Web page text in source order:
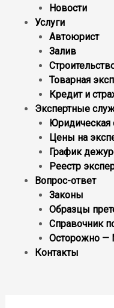
Новости
Услуги
Автоюрист
Залив
Товарная
Кредит и
Экспертные
Юридическая
Цены на
График
Реестр
Вопрос-ответ
Законы
Образцы
Справочник
Осторожно —
Контакты